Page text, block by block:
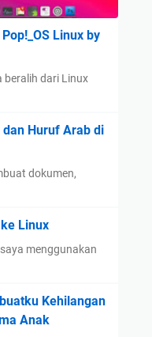
Linux by
beralih dari Linux
Huruf Arab di
dokumen,
Linux
menggunakan
Kehilangan
Anak